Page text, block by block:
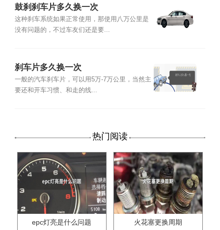
鼓刹刹车片多久换一次
这种刹车系统如果正常使用，那使用八万公里是
没有问题的，不过车友们还是要...
刹车片多久换一次
一般的汽车刹车片，可以用5万-7万公里，当然主
要还和开车习惯、和走的线...
热门阅读
epc灯亮是什么问题 火花塞更换周期